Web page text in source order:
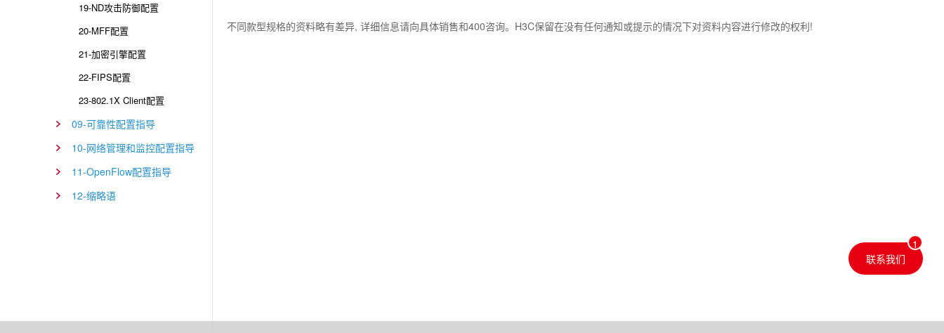
19-ND攻击防御配置
20-MFF配置
21-加密引擎配置
22-FIPS配置
23-802.1X Client配置
09-可靠性配置指导
10-网络管理和监控配置指导
11-OpenFlow配置指导
12-缩略语
不同款型规格的资料略有差异, 详细信息请向具体销售和400咨询。H3C保留在没有任何通知或提示的情况下对资料内容进行修改的权利!
联系我们